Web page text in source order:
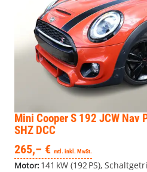
Mini CooperS 192 JCW Nav
SHZ DCC
265,– € mtl. inkl. MwSt.
Motor: 141 kW (192 PS),